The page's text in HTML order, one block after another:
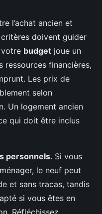
l’achat ancien et
critères doivent guider
votre budget joue un
ressources financières,
Les prix de
selon
Un logement ancien
qui doit être inclus
personnels. Si vous
le neuf peut
et sans tracas, tandis
si vous êtes en